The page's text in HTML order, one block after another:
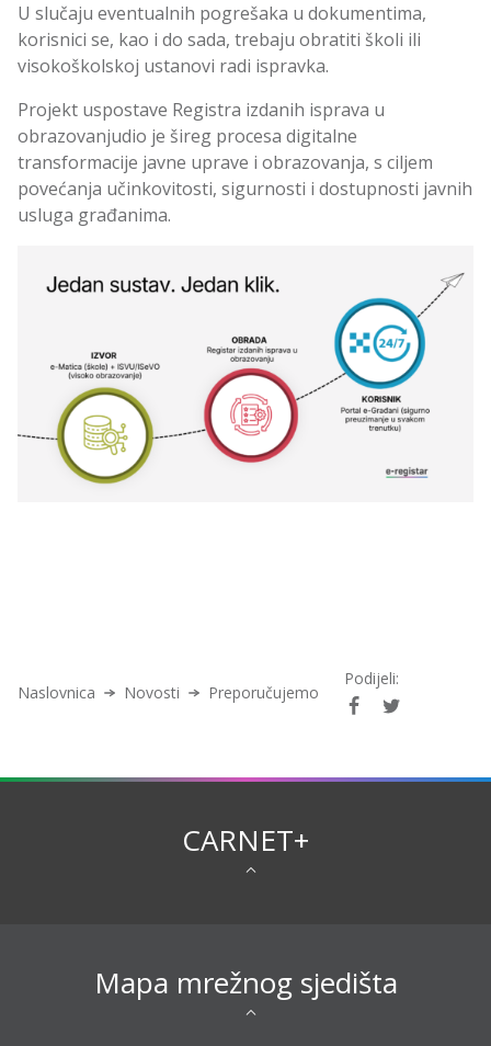
U slučaju eventualnih pogrešaka u dokumentima,
korisnici se, kao i do sada, trebaju obratiti školi ili
visokoškolskoj ustanovi radi ispravka.
Projekt uspostave Registra izdanih isprava u
obrazovanjudio je šireg procesa digitalne
transformacije javne uprave i obrazovanja, s ciljem
povećanja učinkovitosti, sigurnosti i dostupnosti javnih
usluga građanima.
Naslovnica Novosti Preporučujemo
Podijeli:
CARNET+
Mapa mrežnog sjedišta